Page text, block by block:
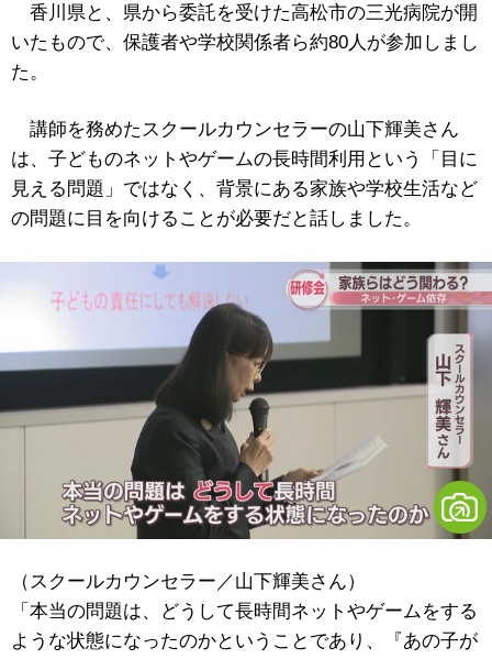
香川県と、県から委託を受けた高松市の三光病院が開
いたもので、保護者や学校関係者ら約80人が参加しまし
た。
講師を務めたスクールカウンセラーの山下輝美さん
は、子どものネットやゲームの長時間利用という「目に
見える問題」ではなく、背景にある家族や学校生活など
の問題に目を向けることが必要だと話しました。
（スクールカウンセラー／山下輝美さん）
「本当の問題は、どうして長時間ネットやゲームをする
ような状態になったのかということであり、『あの子が